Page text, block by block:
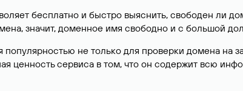
бесплатно и быстро выяснить, свободен ли
значит, доменное имя свободно и с большой
популярностью не только для проверки домена
ценность сервиса в том, что он содержит всю